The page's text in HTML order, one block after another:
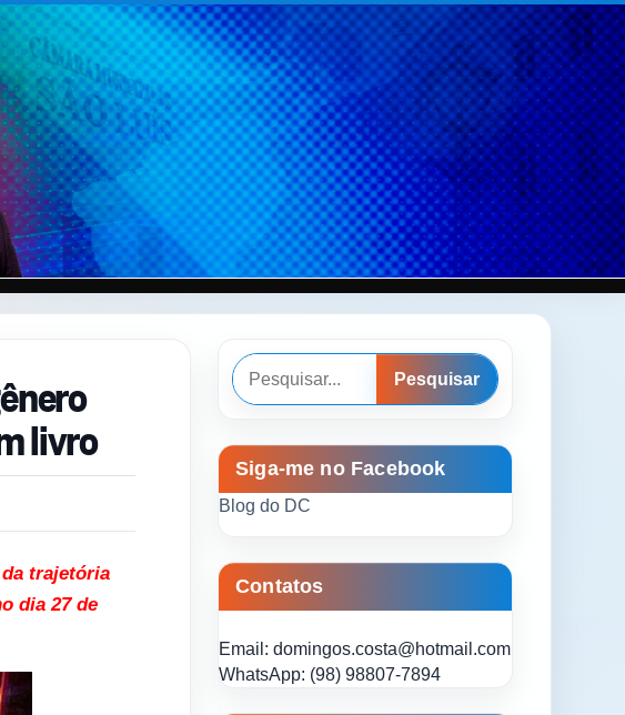
livro
trajetória
dia 27 de
Pesquisar
Pesquisar
Siga-me no Facebook
Blog do DC
Contatos
Email: domingos.costa@hotmail.com
WhatsApp: (98) 98807-7894